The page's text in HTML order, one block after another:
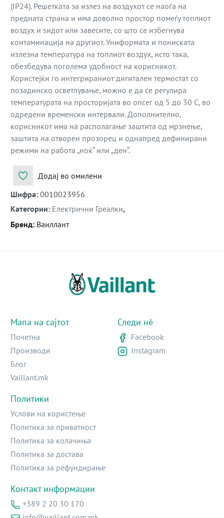
(IP24). Решетката за излез на воздухот се наоѓа на
предната страна и има доволно простор помеѓу топлиот
воздух и ѕидот или завесите, со што се избегнува
контаминација на другиот. Униформата и пониската
излезна температура на топлиот воздух, исто така,
обезбедува поголема удобност на корисникот.
Користејќи го интегрираниот дигитален термостат со
позадинско осветлување, можно е да се регулира
температурата на просторијата во опсег од 5 до 30 C, во
одредени временски интервали. Дополнително,
корисникот има на располагање заштита од мрзнење,
заштита на отворен прозорец и однапред дефинирани
режими на работа „ноќ“ или „ден“.
Додај во омилени
Шифра: 0010023956
Категории: Електрични Греалки,
Бренд: Ваиллант
Мапа на сајтот
Почетна
Производи
Блог
Vaillant.mk
Политики
Услови на користење
Политика за приватност
Политика за колачиња
Политика за достава
Политика за рефундирање
Контакт информации
+389 2 20 30 170
Следи нè
Facebook
Instagram